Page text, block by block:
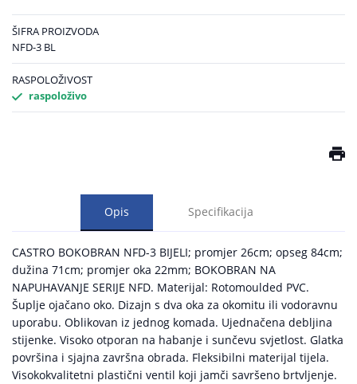
ŠIFRA PROIZVODA
NFD-3 BL
RASPOLOŽIVOST
raspoloživo
Opis Specifikacija
CASTRO BOKOBRAN NFD-3 BIJELI; promjer 26cm; opseg 84cm;
dužina 71cm; promjer oka 22mm; BOKOBRAN NA
NAPUHAVANJE SERIJE NFD. Materijal: Rotomoulded PVC.
Šuplje ojačano oko. Dizajn s dva oka za okomitu ili vodoravnu
uporabu. Oblikovan iz jednog komada. Ujednačena debljina
stijenke. Visoko otporan na habanje i sunčevu svjetlost. Glatka
površina i sjajna završna obrada. Fleksibilni materijal tijela.
Visokokvalitetni plastični ventil koji jamči savršeno brtvljenje.